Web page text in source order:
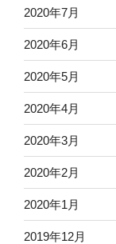
2020年7月
2020年6月
2020年5月
2020年4月
2020年3月
2020年2月
2020年1月
2019年12月